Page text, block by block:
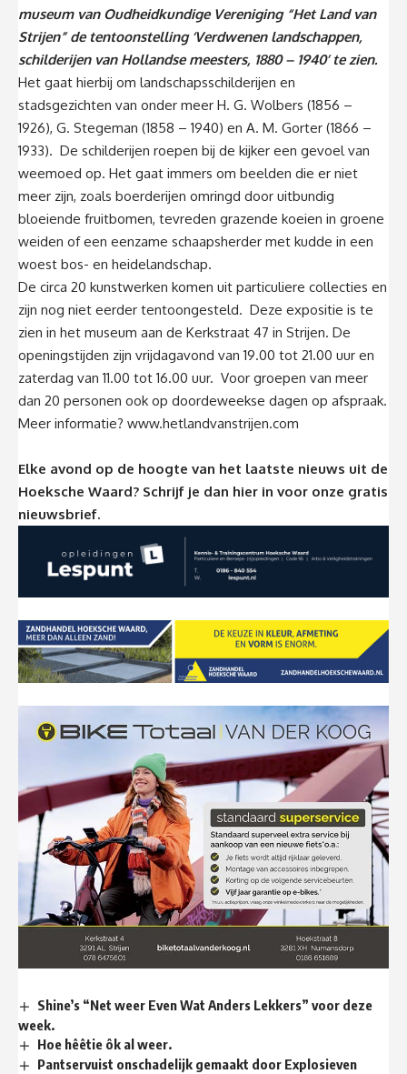
museum van Oudheidkundige Vereniging “Het Land van
Strijen” de tentoonstelling ‘Verdwenen landschappen,
schilderijen van Hollandse meesters, 1880 – 1940’ te zien.
Het gaat hierbij om landschapsschilderijen en
stadsgezichten van onder meer H. G. Wolbers (1856 –
1926), G. Stegeman (1858 – 1940) en A. M. Gorter (1866 –
1933). De schilderijen roepen bij de kijker een gevoel van
weemoed op. Het gaat immers om beelden die er niet
meer zijn, zoals boerderijen omringd door uitbundig
bloeiende fruitbomen, tevreden grazende koeien in groene
weiden of een eenzame schaapsherder met kudde in een
woest bos- en heidelandschap.
De circa 20 kunstwerken komen uit particuliere collecties en
zijn nog niet eerder tentoongesteld. Deze expositie is te
zien in het museum aan de Kerkstraat 47 in Strijen. De
openingstijden zijn vrijdagavond van 19.00 tot 21.00 uur en
zaterdag van 11.00 tot 16.00 uur. Voor groepen van meer
dan 20 personen ook op doordeweekse dagen op afspraak.
Meer informatie? www.hetlandvanstrijen.com
Elke avond op de hoogte van het laatste nieuws uit de
Hoeksche Waard? Schrijf je dan hier in voor onze gratis
nieuwsbrief.
Shine’s “Net weer Even Wat Anders Lekkers” voor deze
week.
Hoe hêêtie ôk al weer.
Pantservuist onschadelijk gemaakt door Explosieven